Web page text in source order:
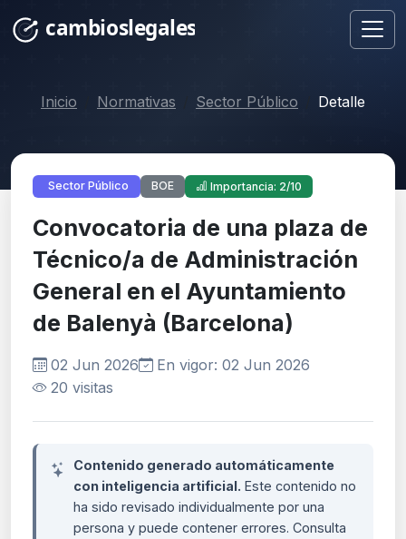
Inicio Normativas Sector Público Detalle
Sector Público BOE Importancia: 2/10
Convocatoria de una plaza de
Técnico/a de Administración
General en el Ayuntamiento
de Balenyà (Barcelona)
02 Jun 2026
En vigor: 02 Jun 2026
20 visitas
Contenido generado automáticamente
con inteligencia artificial. Este contenido no
ha sido revisado individualmente por una
persona y puede contener errores. Consulta